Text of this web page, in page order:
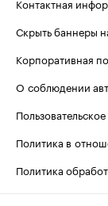
Скрыть баннеры
Корпоративная
О соблюдении
Политика в
Политика